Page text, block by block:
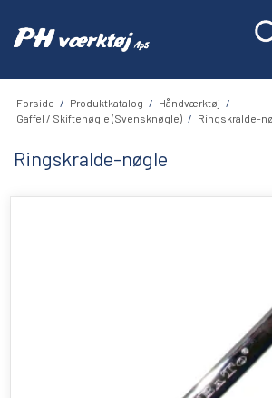
Forside / Produktkatalog / Håndværktøj /
Gaffel / Skiftenøgle (Svensknøgle) / Ringskralde-
Ringskralde-nøgle